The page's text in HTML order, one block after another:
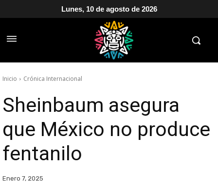
Lunes, 10 de agosto de 2026
Inicio Crónica Internacional
Sheinbaum asegura
que México no produce
fentanilo
Enero 7, 2025